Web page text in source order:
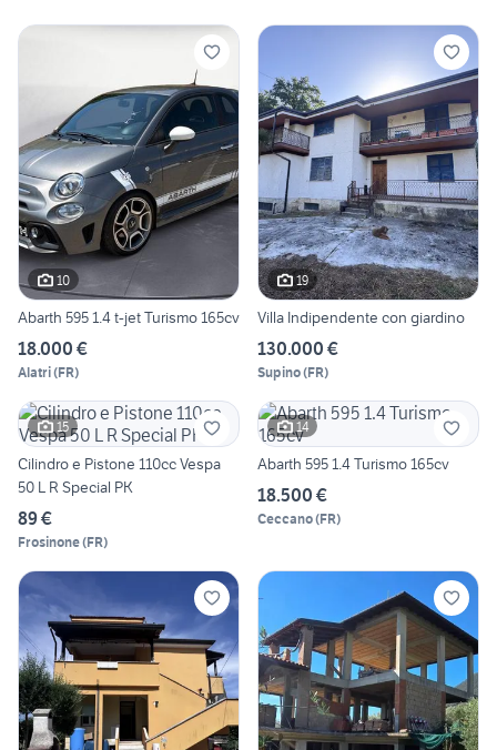
10
Abarth 595 1.4 t-jet Turismo 165cv
18.000 €
Alatri(FR)
19
Villa Indipendente con giardino
130.000 €
Supino(FR)
15
Cilindro e Pistone 110cc Vespa
50 L R Special PK
89 €
Frosinone(FR)
14
Abarth 595 1.4 Turismo 165cv
18.500 €
Ceccano(FR)